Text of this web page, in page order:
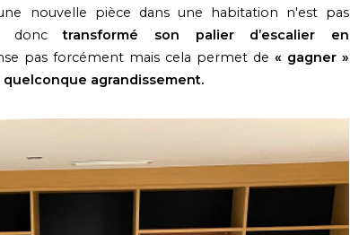
nouvelle pièce dans une habitation n'est pas
donctransformé son palier d’escalier en
pas forcément mais cela permet de « gagner »
agrandissement.